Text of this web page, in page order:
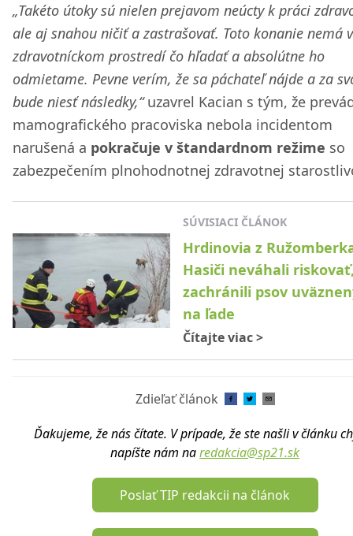
„Takéto útoky sú nielen prejavom neúcty k práci
ale aj snahou ničiť a zastrašovať. Toto konanie nemá v
zdravotníckom prostredí čo hľadať a absolútne ho
odmietame. Pevne verím, že sa páchateľ nájde a za
bude niesť následky,“uzavrel Kacian s tým, že
mamografického pracoviska nebola incidentom
narušená a pokračuje v štandardnom režime so
zabezpečením plnohodnotnej zdravotnej
SÚVISIACI ČLÁNOK
Hrdinovia z
Hasiči neváhali
zachránili psov
na ľade
Čítajte viac>
Zdieľať článok
Ďakujeme, že nás čítate. V prípade, že ste našli v článku
napíšte nám naredakcia@sp21.sk
Poslať TIP redakcii na článok